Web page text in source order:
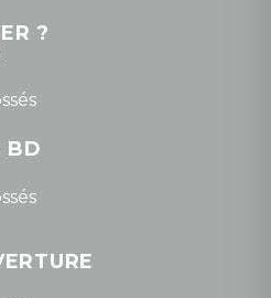
noire.com
?
BD